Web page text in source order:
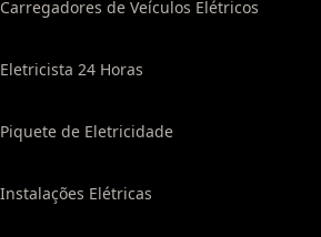
Carregadores de Veículos Elétricos
Eletricista 24 Horas
Piquete de Eletricidade
Instalações Elétricas